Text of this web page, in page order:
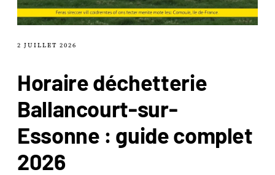
2 JUILLET 2026
Horaire déchetterie
Ballancourt-sur-
Essonne : guide complet
2026